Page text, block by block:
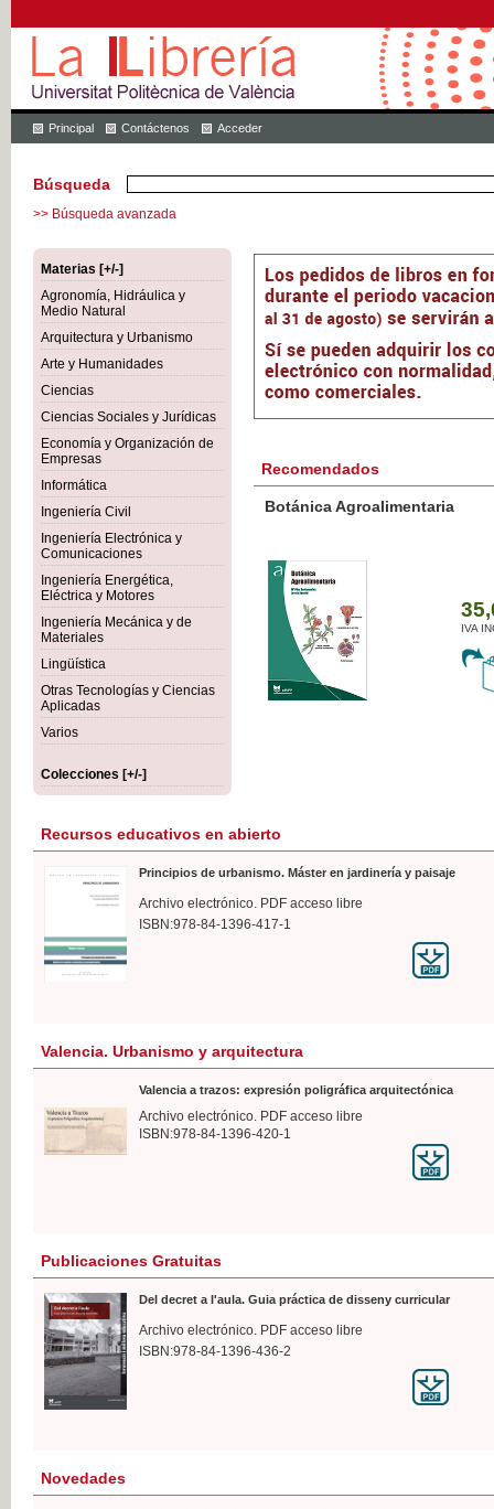
Principal Contáctenos Acceder
Búsqueda
>> Búsqueda avanzada
Materias [+/-]
Agronomía, Hidráulica y
Medio Natural
Arquitectura y Urbanismo
Arte y Humanidades
Ciencias
Ciencias Sociales y Jurídicas
Economía y Organización de
Empresas
Informática
Ingeniería Civil
Ingeniería Electrónica y
Comunicaciones
Ingeniería Energética,
Eléctrica y Motores
Ingeniería Mecánica y de
Materiales
Lingüística
Otras Tecnologías y Ciencias
Aplicadas
Varios
Colecciones [+/-]
Recomendados
Botánica Agroalimentaria
IVA
Recursos educativos en abierto
Principios de urbanismo. Máster en jardinería y paisaje
Archivo electrónico. PDF acceso libre
ISBN:978-84-1396-417-1
Valencia. Urbanismo y arquitectura
Valencia a trazos: expresión poligráfica arquitectónica
Archivo electrónico. PDF acceso libre
ISBN:978-84-1396-420-1
Publicaciones Gratuitas
Del decret a l'aula. Guia práctica de disseny curricular
Archivo electrónico. PDF acceso libre
ISBN:978-84-1396-436-2
Novedades